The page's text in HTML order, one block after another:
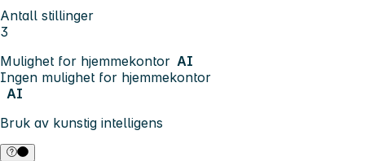
Antall stillinger
3
Mulighet for hjemmekontor AI
Ingen mulighet for hjemmekontor
AI
Bruk av kunstig intelligens